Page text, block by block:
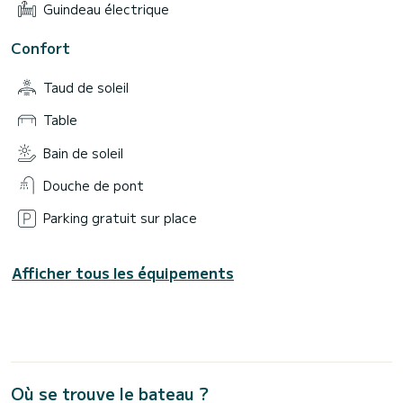
Guindeau électrique
Confort
Taud de soleil
Table
Bain de soleil
Douche de pont
Parking gratuit sur place
Afficher tous les équipements
Où se trouve le bateau ?